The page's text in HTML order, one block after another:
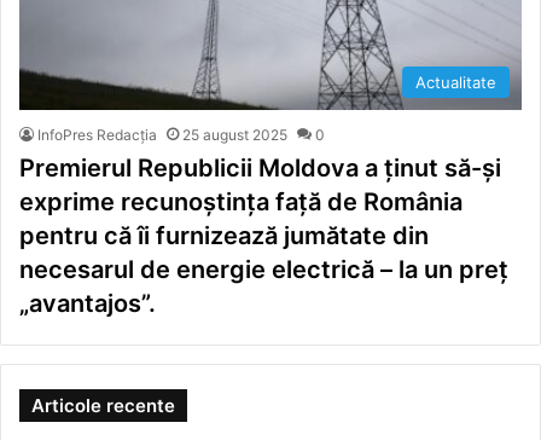
Actualitate
InfoPres Redacția 25 august 2025 0
Premierul Republicii Moldova a ținut să-și
exprime recunoștința față de România
pentru că îi furnizează jumătate din
necesarul de energie electrică – la un preț
„avantajos”.
Articole recente